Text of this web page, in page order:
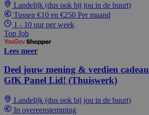
Landelijk (dus ook bij jou in de buurt)
Tussen €10 en €250 Per maand
1 - 10 uur per week
Top Job
Lees meer
Deel jouw mening & verdien
GfK Panel Lid! (Thuiswerk)
Landelijk (dus ook bij jou in de buurt)
In overeenstemming